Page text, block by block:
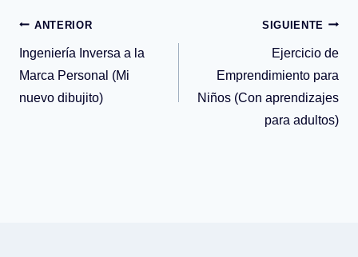
Navegación
de
ANTERIOR
Ingeniería Inversa a la
Marca Personal (Mi
nuevo dibujito)
SIGUIENTE
Ejercicio de
Emprendimiento para
Niños (Con aprendizajes
para adultos)